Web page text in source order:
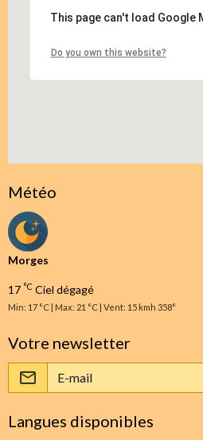
This page can't load Google
Do you own this website?
Météo
Morges
17 °C Ciel dégagé
Min: 17 °C | Max: 21 °C | Vent: 15 kmh 358°
Votre newsletter
Langues disponibles